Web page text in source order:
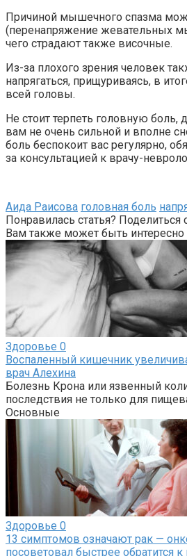
Причиной мышечного спазма
(перенапряжение жевательных
чего страдают также височные.
Из-за плохого зрения человек
напрягаться, прищуриваясь, в
всей головы.
Не стоит терпеть головную боль,
вам не очень сильной и вполне
боль беспокоит вас регулярно,
за консультацией к врачу-
Аида Раисова головная боль
Понравилась статья? Поделиться
Вам также может быть интересно
Здоровье 0
Воспаленный кишечник
врач Алехина
Болезнь Крона или язвенный
последствия не только для
Основные
Здоровье 0
13 симптомов означают рак —
посоветовал быстрее обратится к